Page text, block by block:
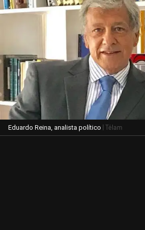
Eduardo Reina, analista político | Télam